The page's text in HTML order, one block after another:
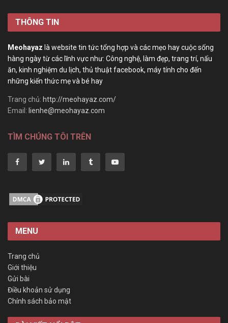
THÔNG TIN
Meohayaz là website tin tức tổng hợp và các mẹo hay cuộc sống
hàng ngày từ các lĩnh vực như: Công nghệ, làm đẹp, trang trí, nấu
ăn, kinh nghiệm du lịch, thủ thuật facebook, máy tính cho đến
những kiến thức mẹ và bé hay
Trang chủ: http://meohayaz.com/
Email: lienhe@meohayaz.com
TÌM CHÚNG TÔI TRÊN
MENU
Trang chủ
Giới thiệu
Gửi bài
Điều khoản sử dụng
Chính sách bảo mật